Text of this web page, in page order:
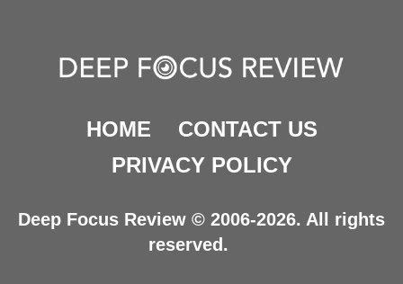
HOME
CONTACT US
PRIVACY POLICY
Deep Focus Review © 2006-2026. All rights
reserved.